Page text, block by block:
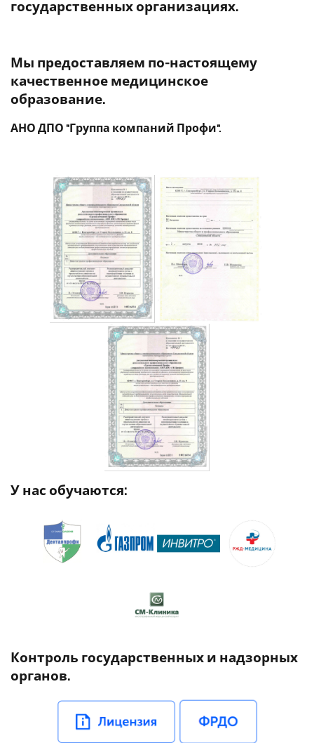
государственных организациях.
Мы предоставляем по-настоящему
качественное медицинское
образование.
АНО ДПО "Группа компаний Профи".
У нас обучаются:
Контроль государственных и надзорных
органов.